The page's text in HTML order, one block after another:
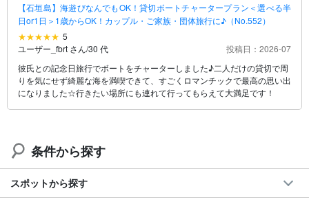
【石垣島】海遊びなんでもOK！貸切ボートチャータープラン＜選べる半
日or1日＞1歳からOK！カップル・ご家族・団体旅行に♪（No.552）
5
ユーザー_fbrt さん/30 代
投稿日：2026-07
彼氏との記念日旅行でボートをチャーターしました♪二人だけの貸切で周
りを気にせず綺麗な海を満喫できて、すごくロマンチックで最高の思い出
になりました☆行きたい場所にも連れて行ってもらえて大満足です！
条件から探す
スポットから探す